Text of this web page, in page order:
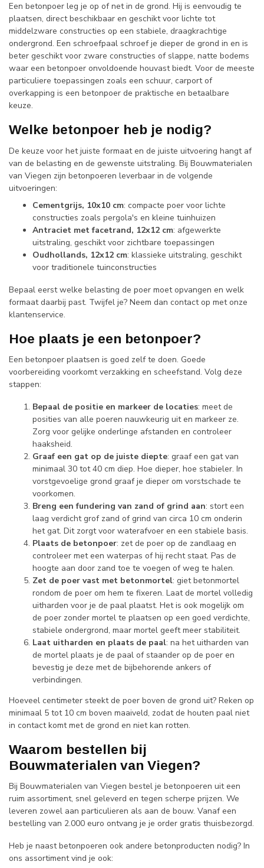
Een betonpoer leg je op of net in de grond. Hij is eenvoudig te
plaatsen, direct beschikbaar en geschikt voor lichte tot
middelzware constructies op een stabiele, draagkrachtige
ondergrond. Een schroefpaal schroef je dieper de grond in en is
beter geschikt voor zware constructies of slappe, natte bodems
waar een betonpoer onvoldoende houvast biedt. Voor de meeste
particuliere toepassingen zoals een schuur, carport of
overkapping is een betonpoer de praktische en betaalbare
keuze.
Welke betonpoer heb je nodig?
De keuze voor het juiste formaat en de juiste uitvoering hangt af
van de belasting en de gewenste uitstraling. Bij Bouwmaterialen
van Viegen zijn betonpoeren leverbaar in de volgende
uitvoeringen:
Cementgrijs, 10x10 cm: compacte poer voor lichte
constructies zoals pergola's en kleine tuinhuizen
Antraciet met facetrand, 12x12 cm: afgewerkte
uitstraling, geschikt voor zichtbare toepassingen
Oudhollands, 12x12 cm: klassieke uitstraling, geschikt
voor traditionele tuinconstructies
Bepaal eerst welke belasting de poer moet opvangen en welk
formaat daarbij past. Twijfel je? Neem dan contact op met onze
klantenservice.
Hoe plaats je een betonpoer?
Een betonpoer plaatsen is goed zelf te doen. Goede
voorbereiding voorkomt verzakking en scheefstand. Volg deze
stappen:
Bepaal de positie en markeer de locaties: meet de
posities van alle poeren nauwkeurig uit en markeer ze.
Zorg voor gelijke onderlinge afstanden en controleer
haaksheid.
Graaf een gat op de juiste diepte: graaf een gat van
minimaal 30 tot 40 cm diep. Hoe dieper, hoe stabieler. In
vorstgevoelige grond graaf je dieper om vorstschade te
voorkomen.
Breng een fundering van zand of grind aan: stort een
laag verdicht grof zand of grind van circa 10 cm onderin
het gat. Dit zorgt voor waterafvoer en een stabiele basis.
Plaats de betonpoer: zet de poer op de zandlaag en
controleer met een waterpas of hij recht staat. Pas de
hoogte aan door zand toe te voegen of weg te halen.
Zet de poer vast met betonmortel: giet betonmortel
rondom de poer om hem te fixeren. Laat de mortel volledig
uitharden voor je de paal plaatst. Het is ook mogelijk om
de poer zonder mortel te plaatsen op een goed verdichte,
stabiele ondergrond, maar mortel geeft meer stabiliteit.
Laat uitharden en plaats de paal: na het uitharden van
de mortel plaats je de paal of staander op de poer en
bevestig je deze met de bijbehorende ankers of
verbindingen.
Hoeveel centimeter steekt de poer boven de grond uit? Reken op
minimaal 5 tot 10 cm boven maaiveld, zodat de houten paal niet
in contact komt met de grond en niet kan rotten.
Waarom bestellen bij
Bouwmaterialen van Viegen?
Bij Bouwmaterialen van Viegen bestel je betonpoeren uit een
ruim assortiment, snel geleverd en tegen scherpe prijzen. We
leveren zowel aan particulieren als aan de bouw. Vanaf een
bestelling van 2.000 euro ontvang je je order gratis thuisbezorgd.
Heb je naast betonpoeren ook andere betonproducten nodig? In
ons assortiment vind je ook: